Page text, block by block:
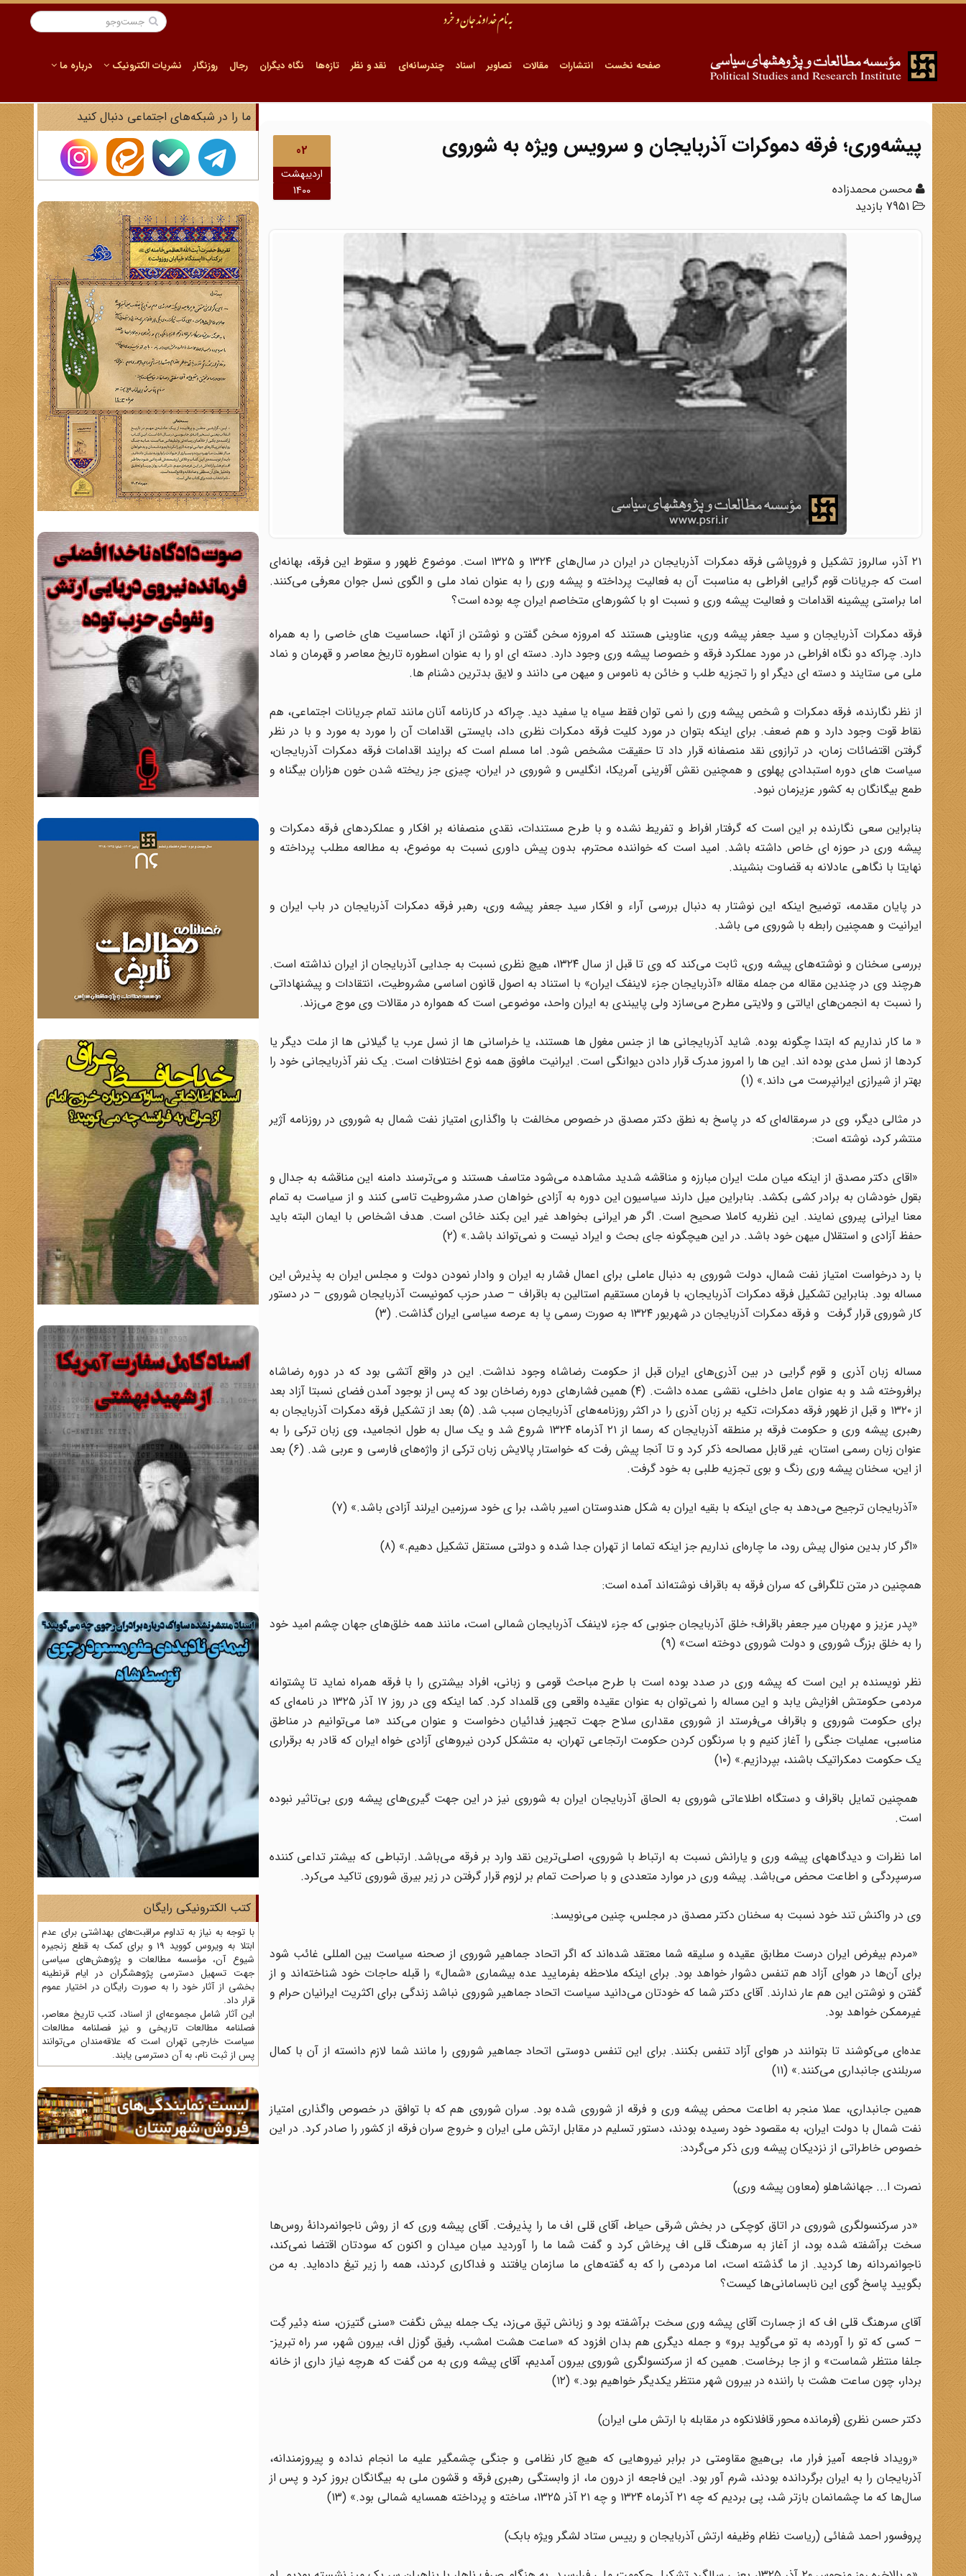
صفحه نخست انتشارات مقالات تصاویر اسناد چندرسانه‌ای نقد و نظر تازه‌ها نگاه دیگران رجال روزنگار نشریات الکترونیک درباره ما
02
اردیبهشت
1400
پیشه‌وری؛ فرقه دموکرات‌ آذربایجان و سرویس ویژه‌ به شوروی
محسن محمدزاده
۲۱ آذر، سالروز تشکیل و فروپاشی فرقه دمکرات آذربایجان در ایران در سال‌های ۱۳۲۴ و ۱۳۲۵ است. موضوع ظهور و سقوط این فرقه، بهانه‌ای
است که جریانات قوم گرایی افراطی به مناسبت آن به فعالیت پرداخته و پیشه وری را به عنوان نماد ملی و الگوی نسل جوان معرفی می‌کنند.
اما براستی پیشینه اقدامات و فعالیت پیشه وری و نسبت او با کشورهای متخاصم ایران چه بوده است؟
فرقه دمکرات آذربایجان و سید جعفر پیشه وری، عناوینی هستند که امروزه سخن گفتن و نوشتن از آنها، حساسیت های خاصی را به همراه
دارد. چراکه دو نگاه افراطی در مورد عملکرد فرقه و خصوصا پیشه وری وجود دارد. دسته ای او را به عنوان اسطوره تاریخ معاصر و قهرمان و نماد
ملی می ستایند و دسته ای دیگر او را تجزیه طلب و خائن به ناموس و میهن می دانند و لایق بدترین دشنام ها.
از نظر نگارنده، فرقه دمکرات و شخص پیشه وری را نمی توان فقط سیاه یا سفید دید. چراکه در کارنامه آنان مانند تمام جریانات اجتماعی، هم
نقاط قوت وجود دارد و هم ضعف. برای اینکه بتوان در مورد کلیت فرقه دمکرات نظری داد، بایستی اقدامات آن را مورد به مورد و با در نظر
گرفتن اقتضائات زمان، در ترازوی نقد منصفانه قرار داد تا حقیقت مشخص شود. اما مسلم است که برایند اقدامات فرقه دمکرات آذربایجان،
سیاست های دوره استبدادی پهلوی و همچنین نقش آفرینی آمریکا، انگلیس و شوروی در ایران، چیزی جز ریخته شدن خون هزاران بیگناه و
طمع بیگانگان به کشور عزیزمان نبود.
بنابراین سعی نگارنده بر این است که گرفتار افراط و تفریط نشده و با طرح مستندات، نقدی منصفانه بر افکار و عملکردهای فرقه دمکرات و
پیشه وری در حوزه ای خاص داشته باشد. امید است که خواننده محترم، بدون پیش داوری نسبت به موضوع، به مطالعه مطلب پرداخته و
نهایتا با نگاهی عادلانه به قضاوت بنشیند.
در پایان مقدمه، توضیح اینکه این نوشتار به دنبال بررسی آراء و افکار سید جعفر پیشه وری، رهبر فرقه دمکرات آذربایجان در باب ایران و
ایرانیت و همچنین رابطه با شوروی می باشد.
بررسی سخنان و نوشته‌های پیشه وری، ثابت می‌کند که وی تا قبل از سال ۱۳۲۴، هیچ نظری نسبت به جدایی آذربایجان از ایران نداشته است.
هرچند وی در چندین مقاله من جمله مقاله «آذربایجان جزء لاینفک ایران» با استناد به اصول قانون اساسی مشروطیت، انتقادات و پیشنهاداتی
را نسبت به انجمن‌های ایالتی و ولایتی مطرح می‌سازد ولی پایبندی به ایران واحد، موضوعی است که همواره در مقالات وی موج می‌زند.
« ما کار نداریم که ابتدا چگونه بوده. شاید آذربایجانی ها از جنس مغول ها هستند، یا خراسانی ها از نسل عرب یا گیلانی ها از ملت دیگر یا
کردها از نسل مدی بوده اند. این ها را امروز مدرک قرار دادن دیوانگی است. ایرانیت مافوق همه نوع اختلافات است. یک نفر آذربایجانی خود را
بهتر از شیرازی ایرانپرست می داند.» (۱)
در مثالی دیگر، وی در سرمقاله‌ای که در پاسخ به نطق دکتر مصدق در خصوص مخالفت با واگذاری امتیاز نفت شمال به شوروی در روزنامه آژیر
منتشر کرد، نوشته است:
«اقای دکتر مصدق از اینکه میان ملت ایران مبارزه و مناقشه شدید مشاهده می‌شود متاسف هستند و می‌ترسند دامنه این مناقشه به جدال و
بقول خودشان به برادر کشی بکشد. بنابراین میل دارند سیاسیون این دوره به آزادی خواهان صدر مشروطیت تاسی کنند و از سیاست به تمام
معنا ایرانی پیروی نمایند. این نظریه کاملا صحیح است. اگر هر ایرانی بخواهد غیر این بکند خائن است. هدف اشخاص با ایمان البته باید
حفظ آزادی و استقلال میهن خود باشد. در این هیچگونه جای بحث و ایراد نیست و نمی‌تواند باشد.» (۲)
با رد درخواست امتیاز نفت شمال، دولت شوروی به دنبال عاملی برای اعمال فشار به ایران و وادار نمودن دولت و مجلس ایران به پذیرش این
مساله بود. بنابراین تشکیل فرقه دمکرات آذربایجان، با فرمان مستقیم استالین به باقراف – صدر حزب کمونیست آذربایجان شوروی – در دستور
کار شوروی قرار گرفت و فرقه دمکرات آذربایجان در شهریور ۱۳۲۴ به صورت رسمی پا به عرصه سیاسی ایران گذاشت. (۳)
مساله زبان آذری و قوم گرایی در بین آذری‌های ایران قبل از حکومت رضاشاه وجود نداشت. این در واقع آتشی بود که در دوره رضاشاه
برافروخته شد و به عنوان عامل داخلی، نقشی عمده داشت. (۴) همین فشارهای دوره رضاخان بود که پس از بوجود آمدن فضای نسبتا آزاد بعد
از ۱۳۲۰ و قبل از ظهور فرقه دمکرات، تکیه بر زبان آذری را در اکثر روزنامه‌های آذربایجان سبب شد. (۵) بعد از تشکیل فرقه دمکرات آذربایجان به
رهبری پیشه وری و حکومت فرقه بر منطقه آذربایجان که رسما از ۲۱ آذرماه ۱۳۲۴ شروع شد و یک سال به طول انجامید، وی زبان ترکی را به
عنوان زبان رسمی استان، غیر قابل مصالحه ذکر کرد و تا آنجا پیش رفت که خواستار پالایش زبان ترکی از واژه‌های فارسی و عربی شد. (۶) بعد
از این، سخنان پیشه وری رنگ و بوی تجزیه طلبی به خود گرفت.
«آذربایجان ترجیح می‌دهد به جای اینکه با بقیه ایران به شکل هندوستان اسیر باشد، برا ی خود سرزمین ایرلند آزادی باشد.» (۷)
«اگر کار بدین منوال پیش رود، ما چاره‌ای نداریم جز اینکه تماما از تهران جدا شده و دولتی مستقل تشکیل دهیم.» (۸)
همچنین در متن تلگرافی که سران فرقه به باقراف نوشته‌اند آمده است:
«پدر عزیز و مهربان میر جعفر باقراف؛ خلق آذربایجان جنوبی که جزء لاینفک آذربایجان شمالی است، مانند همه خلق‌های جهان چشم امید خود
را به خلق بزرگ شوروی و دولت شوروی دوخته است» (۹)
نظر نویسنده بر این است که پیشه وری در صدد بوده است با طرح مباحث قومی و زبانی، افراد بیشتری را با فرقه همراه نماید تا پشتوانه
مردمی حکومتش افزایش یابد و این مساله را نمی‌توان به عنوان عقیده واقعی وی قلمداد کرد. کما اینکه وی در روز ۱۷ آذر ۱۳۲۵ در نامه‌ای که
برای حکومت شوروی و باقراف می‌فرستد از شوروی مقداری سلاح جهت تجهیز فدائیان دخواست و عنوان می‌کند «ما می‌توانیم در مناطق
مناسبی، عملیات جنگی را آغاز کنیم و با سرنگون کردن حکومت ارتجاعی تهران، به متشکل کردن نیروهای آزادی خواه ایران که قادر به برقراری
یک حکومت دمکراتیک باشند، بپردازیم.» (۱۰)
همچنین تمایل باقراف و دستگاه اطلاعاتی شوروی به الحاق آذربایجان ایران به شوروی نیز در این جهت گیری‌های پیشه وری بی‌تاثیر نبوده
است.
اما نظرات و دیدگاههای پیشه وری و یارانش نسبت به ارتباط با شوروی، اصلی‌ترین نقد وارد بر فرقه می‌باشد. ارتباطی که بیشتر تداعی کننده
سرسپردگی و اطاعت محض می‌باشد. پیشه وری در موارد متعددی و با صراحت تمام بر لزوم قرار گرفتن در زیر بیرق شوروی تاکید می‌کرد.
وی در واکنش تند خود نسبت به سخنان دکتر مصدق در مجلس، چنین می‌نویسد:
«مردم بیغرض ایران درست مطابق عقیده و سلیقه شما معتقد شده‌اند که اگر اتحاد جماهیر شوروی از صحنه سیاست بین المللی غائب شود
برای آن‌ها در هوای آزاد هم تنفس دشوار خواهد بود. برای اینکه ملاحظه بفرمایید عده بیشماری «شمال» را قبله حاجات خود شناخته‌اند و از
گفتن و نوشتن این هم عار ندارند. آقای دکتر شما که خودتان می‌دانید سیاست اتحاد جماهیر شوروی نباشد زندگی برای اکثریت ایرانیان حرام و
غیرممکن خواهد بود.
عده‌ای می‌کوشند تا بتوانند در هوای آزاد تنفس بکنند. برای این تنفس دوستی اتحاد جماهیر شوروی را مانند شما لازم دانسته از آن با کمال
سربلندی جانبداری می‌کنند.» (۱۱)
همین جانبداری، عملا منجر به اطاعت محض پیشه وری و فرقه از شوروی شده بود. سران شوروی هم که با توافق در خصوص واگذاری امتیاز
نفت شمال با دولت ایران، به مقصود خود رسیده بودند، دستور تسلیم در مقابل ارتش ملی ایران و خروج سران فرقه از کشور را صادر کرد. در این
خصوص خاطراتی از نزدیکان پیشه وری ذکر می‌گردد:
نصرت ا... جهانشاهلو (معاون پیشه وری)
«در سرکنسولگری شوروی در اتاق کوچکی در بخش شرقی حیاط، آقای قلی اف ما را پذیرفت. آقای پیشه وری که از روش ناجوانمردانهٔ روس‌ها
سخت برآشفته شده بود، از آغاز به سرهنگ قلی اف پرخاش کرد و گفت شما ما را آوردید میان میدان و اکنون که سودتان اقتضا نمی‌کند،
ناجوانمردانه‌‌ رها کردید. از ما گذشته است، اما مردمی را که به گفته‌های ما سازمان یافتند و فداکاری کردند، همه را زیر تیغ داده‌اید. به من
بگویید پاسخ گوی این نابسامانی‌ها کیست؟
آقای سرهنگ قلی اف که از جسارت آقای پیشه وری سخت برآشفته بود و زبانش تپق می‌زد، یک جمله بیش نگفت «سنی گتیرَن، سنه دِئیر گِت
– کسی که تو را آورده، به تو می‌گوید برو» و جمله دیگری هم بدان افزود که «ساعت هشت امشب، رفیق گوزل اف، بیرون شهر، سر راه تبریز-
جلفا منتظر شماست» و از جا برخاست. همین که از سرکنسولگری شوروی بیرون آمدیم، آقای پیشه وری به من گفت که هرچه نیاز داری از خانه
بردار، چون ساعت هشت با راننده در بیرون شهر منتظر یکدیگر خواهیم بود.» (۱۲)
دکتر حسن نظری (فرمانده محور قافلانکوه در مقابله با ارتش ملی ایران)
«رویداد فاجعه آمیز فرار ما، بی‌هیچ مقاومتی در برابر نیروهایی که هیچ کار نظامی و جنگی چشمگیر علیه ما انجام نداده و پیروزمندانه،
آذربایجان را به ایران برگردانده بودند، شرم آور بود. این فاجعه از درون ما، از وابستگی رهبری فرقه و قشون ملی به بیگانگان بروز کرد و پس از
سال‌ها که ما چشمانمان باز‌تر شد، پی بردیم که چه ۲۱ آذرماه ۱۳۲۴ و چه ۲۱ آذر ۱۳۲۵، ساخته و پرداخته همسایه شمالی بود.» (۱۳)
پروفسور احمد شفائی (ریاست نظام وظیفه ارتش آذربایجان و رییس ستاد لشگر ویژه بابک)
ما را در شبکه‌های اجتماعی دنبال کنید
کتب الکترونیکی رایگان
با توجه به نیاز به تداوم مراقبت‌های بهداشتی برای عدم
ابتلا به ویروس کووید 19 و برای کمک به قطع زنجیره
شیوع آن، مؤسسه مطالعات و پژوهش‌های سیاسی
جهت تسهیل دسترسی پژوهشگران در ایام قرنطینه
بخشی از آثار خود را به صورت رایگان در اختیار عموم
قرار داد.
این آثار شامل مجموعه‌ای از اسناد، کتب تاریخ معاصر،
فصلنامه‌ مطالعات تاریخی و نیز فصلنامه مطالعات
سیاست خارجی تهران است که علاقه‌مندان می‌توانند
پس از ثبت نام، به آن دسترسی یابند.